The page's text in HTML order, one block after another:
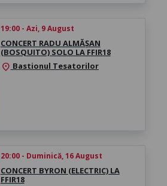
19:00 - Azi, 9 August
CONCERT RADU ALMĂȘAN
(BOSQUITO) SOLO LA FFIR18
location_on Bastionul Tesatorilor
20:00 - Duminică, 16 August
CONCERT BYRON (ELECTRIC) LA
FFIR18